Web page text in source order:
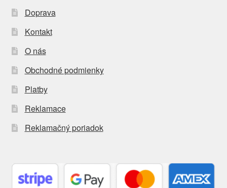
Doprava
Kontakt
O nás
Obchodné podmienky
Platby
Reklamace
Reklamačný poriadok